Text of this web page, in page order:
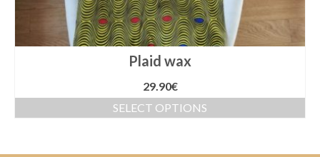
Plaid wax
29.90€
SELECT OPTIONS